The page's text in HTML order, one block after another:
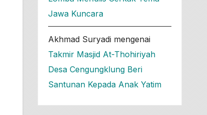
Jawa Kuncara
Akhmad Suryadimengenai
Takmir Masjid At-Thohiriyah
Desa Cengungklung Beri
Santunan Kepada Anak Yatim